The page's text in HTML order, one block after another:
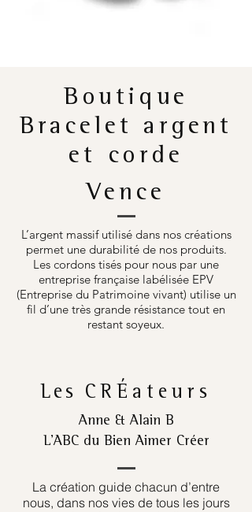
Boutique
Bracelet argent
et corde
Vence
L’argent massif utilisé dans nos créations
permet une durabilité de nos produits.
Les cordons tisés pour nous par une
entreprise française labélisée EPV
(Entreprise du Patrimoine vivant) utilise un
fil d’une très grande résistance tout en
restant soyeux.
Les CRÉateurs
Anne & Alain B
L’ABC du Bien Aimer Créer
La création guide chacun d’entre
nous, dans nos vies de tous les jours